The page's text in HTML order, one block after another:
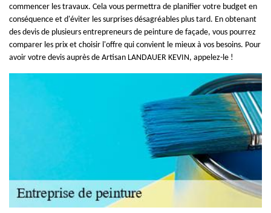
commencer les travaux. Cela vous permettra de planifier votre budget en
conséquence et d'éviter les surprises désagréables plus tard. En obtenant
des devis de plusieurs entrepreneurs de peinture de façade, vous pourrez
comparer les prix et choisir l'offre qui convient le mieux à vos besoins. Pour
avoir votre devis auprès de Artisan LANDAUER KEVIN, appelez-le !